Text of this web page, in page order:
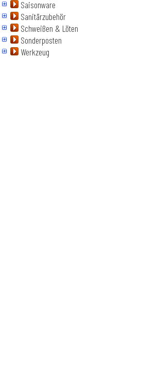
Saisonware
Sanitärzubehör
Schweißen & Löten
Sonderposten
Werkzeug